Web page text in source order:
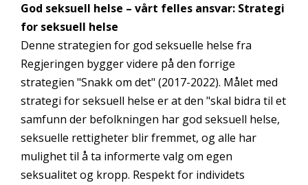
God seksuell helse – vårt felles ansvar: Strategi
for seksuell helse
Denne strategien for god seksuelle helse fra
Regjeringen bygger videre på den forrige
strategien "Snakk om det" (2017-2022). Målet med
strategi for seksuell helse er at den "skal bidra til et
samfunn der befolkningen har god seksuell helse,
seksuelle rettigheter blir fremmet, og alle har
mulighet til å ta informerte valg om egen
seksualitet og kropp. Respekt for individets